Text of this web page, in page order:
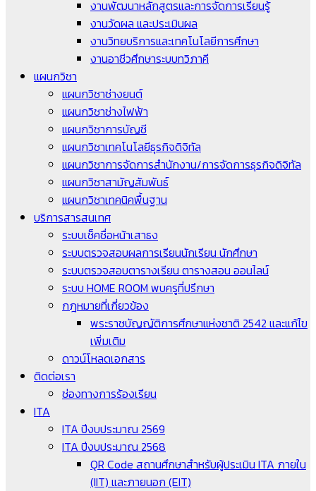
งานพัฒนาหลักสูตรและการจัดการเรียนรู้
งานวัดผล และประเมินผล
งานวิทยบริการและเทคโนโลยีการศึกษา
งานอาชีวศึกษาระบบทวิภาคี
แผนกวิชา
แผนกวิชาช่างยนต์
แผนกวิชาช่างไฟฟ้า
แผนกวิชาการบัญชี
แผนกวิชาเทคโนโลยีธุรกิจดิจิทัล
แผนกวิชาการจัดการสำนักงาน/การจัดการธุรกิจดิจิทัล
แผนกวิชาสามัญสัมพันธ์
แผนกวิชาเทคนิคพื้นฐาน
บริการสารสนเทศ
ระบบเช็คชื่อหน้าเสาธง
ระบบตรวจสอบผลการเรียนนักเรียน นักศึกษา
ระบบตรวจสอบตารางเรียน ตารางสอน ออนไลน์
ระบบ HOME ROOM พบครูที่ปรึกษา
กฎหมายที่เกี่ยวข้อง
พระราชบัญญัติการศึกษาแห่งชาติ 2542 และแก้ไข
เพิ่มเติม
ดาวน์โหลดเอกสาร
ติดต่อเรา
ช่องทางการร้องเรียน
ITA
ITA ปีงบประมาณ 2569
ITA ปีงบประมาณ 2568
QR Code สถานศึกษาสำหรับผู้ประเมิน ITA ภายใน
(IIT) และภายนอก (EIT)